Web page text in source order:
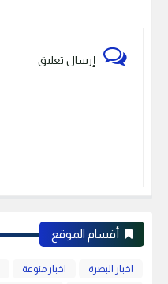
إرسال تعليق
أقسام الموقع
اخبار البصرة اخبار منوعة